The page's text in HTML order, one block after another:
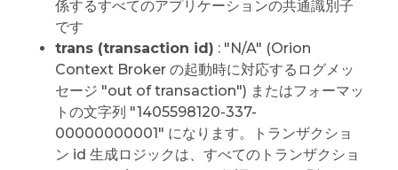
係するすべてのアプリケーションの共通識別子
です
trans (transaction id) : "N/A" (Orion
Context Broker の起動時に対応するログメッ
セージ "out of transaction") またはフォーマッ
トの文字列 "1405598120-337-
00000000001" になります。トランザクショ
ン id 生成ロジックは、すべてのトランザクショ